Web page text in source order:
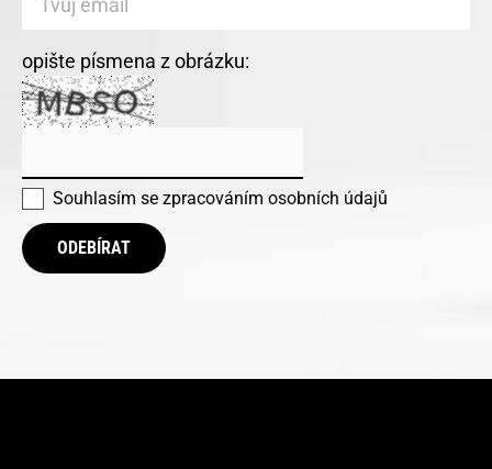
opište písmena z obrázku:
Souhlasím se zpracováním osobních údajů
ODEBÍRAT